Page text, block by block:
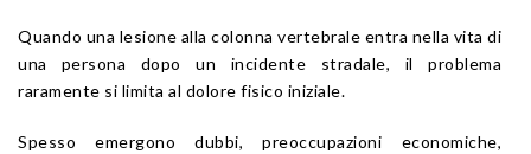
Quando una lesione alla colonna vertebrale entra nella vita di
una persona dopo un incidente stradale, il problema
raramente si limita al dolore fisico iniziale.
Spesso emergono dubbi, preoccupazioni economiche,